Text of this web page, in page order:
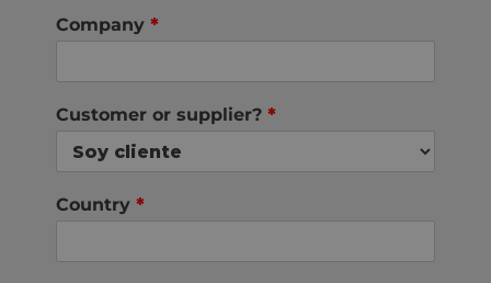
Company *
Customer or supplier? *
Country *